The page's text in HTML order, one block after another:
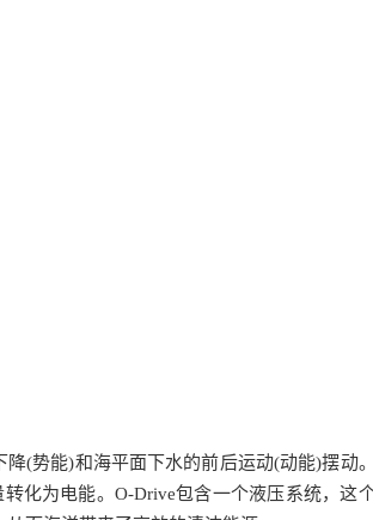
(势能)和海平面下水的前后运动(动能)摆动
化为电能。O-Drive包含一个液压系统，这